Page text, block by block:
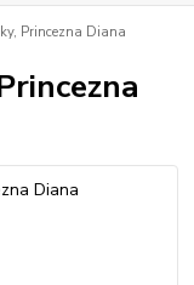
Princezna Diana